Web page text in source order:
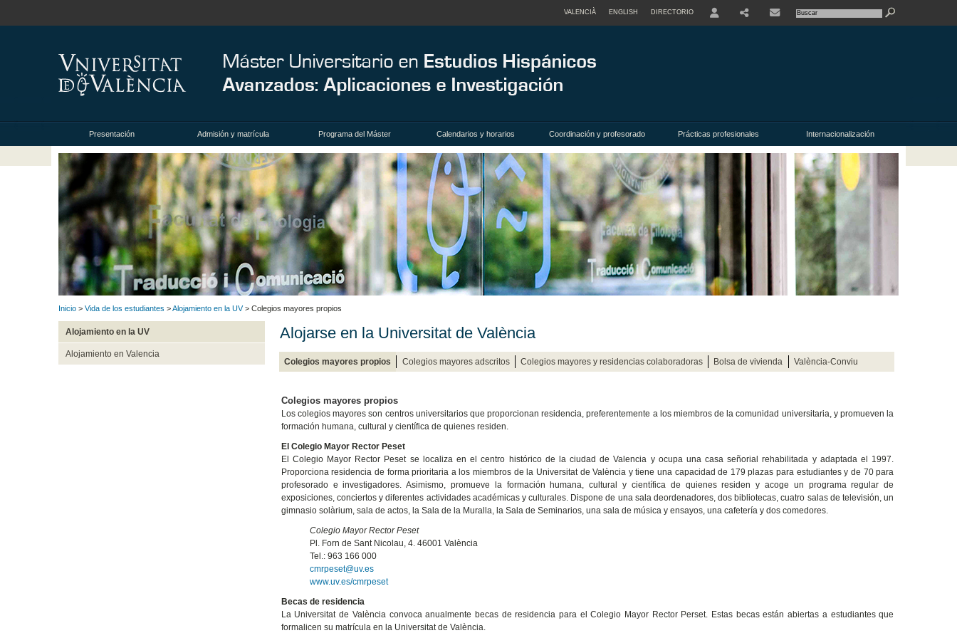
VALENCIÀ ENGLISH DIRECTORIO
Presentación Admisión y matrícula Programa del Máster Calendarios y horarios Coordinación y profesorado Prácticas profesionales Internacionalización
Inicio > Vida de los estudiantes >Alojamiento en la UV> Colegios mayores propios
Alojamiento en la UV
Alojamiento en Valencia
Alojarse en la Universitat de València
Colegios mayores propios Colegios mayores adscritos Colegios mayores y residencias colaboradoras Bolsa de vivienda València-Conviu
Colegios mayores propios
Los colegios mayores son centros universitarios que proporcionan residencia, preferentemente a los miembros de la comunidad universitaria, y promueven la
formación humana, cultural y científica de quienes residen.
El Colegio Mayor Rector Peset
El Colegio Mayor Rector Peset se localiza en el centro histórico de la ciudad de Valencia y ocupa una casa señorial rehabilitada y adaptada el 1997.
Proporciona residencia de forma prioritaria a los miembros de la Universitat de València y tiene una capacidad de 179 plazas para estudiantes y de 70 para
profesorado e investigadores. Asimismo, promueve la formación humana, cultural y científica de quienes residen y acoge un programa regular de
exposiciones, conciertos y diferentes actividades académicas y culturales. Dispone de una sala deordenadores, dos bibliotecas, cuatro salas de televisión, un
gimnasio solàrium, sala de actos, la Sala de la Muralla, la Sala de Seminarios, una sala de música y ensayos, una cafetería y dos comedores.
Colegio Mayor Rector Peset
Pl. Forn de Sant Nicolau, 4. 46001 València
Tel.: 963 166 000
cmrpeset@uv.es
www.uv.es/cmrpeset
Becas de residencia
La Universitat de València convoca anualmente becas de residencia para el Colegio Mayor Rector Perset. Estas becas están abiertas a estudiantes que
formalicen su matrícula en la Universitat de València.